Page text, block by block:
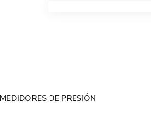
MEDIDORES DE PRESIÓN